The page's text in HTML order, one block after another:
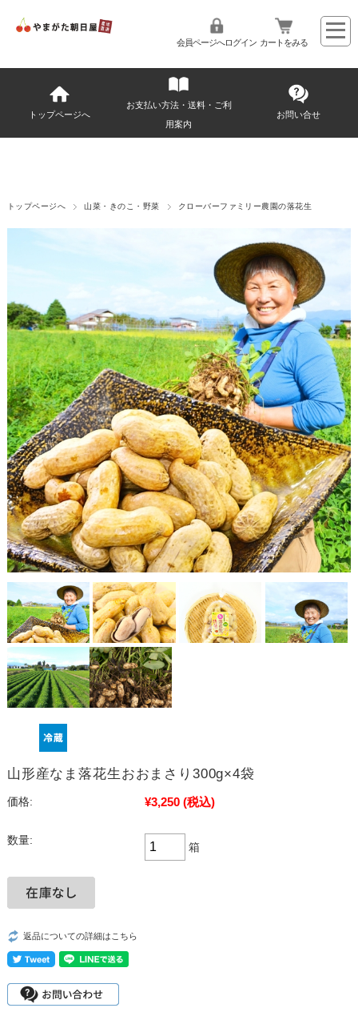
会員ページへログイン カートをみる
トップページへ
お支払い方法・送料・ご利
用案内
お問い合せ
トップページへ 山菜・きのこ・野菜 クローバーファミリー農園の落花生
山形産なま落花生おおまさり300g×4袋
価格: ¥3,250 (税込)
数量:
箱
返品についての詳細はこちら